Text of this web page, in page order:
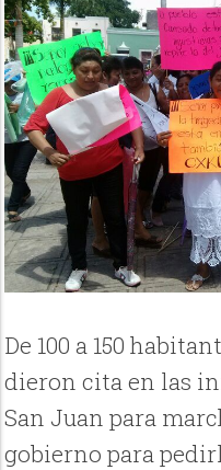
De 100 a 150
dieron cita en las
San Juan para
gobierno para